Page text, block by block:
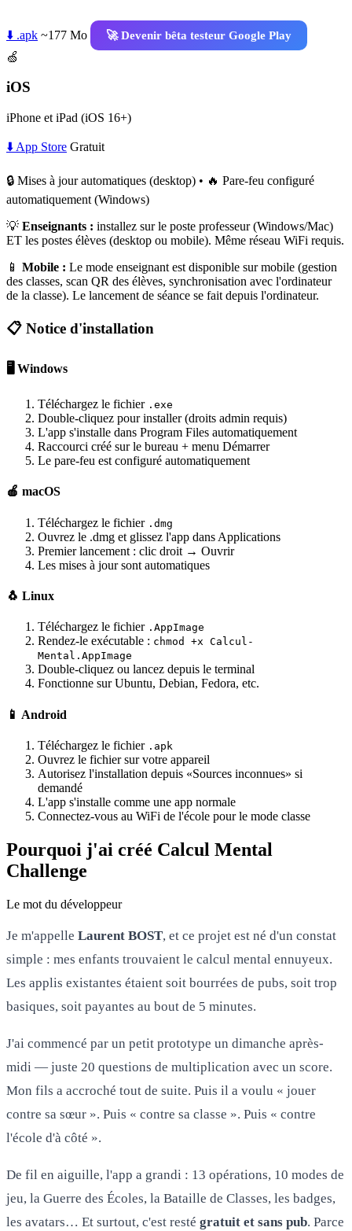
⬇️ .apk ~177 Mo
🚀 Devenir bêta testeur Google Play
🍏
iOS
iPhone et iPad (iOS 16+)
⬇️ App Store Gratuit
🔒 Mises à jour automatiques (desktop) • 🔥 Pare-feu configuré
automatiquement (Windows)
💡 Enseignants : installez sur le poste professeur (Windows/Mac)
ET les postes élèves (desktop ou mobile). Même réseau WiFi requis.
📱 Mobile : Le mode enseignant est disponible sur mobile (gestion
des classes, scan QR des élèves, synchronisation avec l'ordinateur
de la classe). Le lancement de séance se fait depuis l'ordinateur.
📋 Notice d'installation
🖥️ Windows
Téléchargez le fichier .exe
Double-cliquez pour installer (droits admin requis)
L'app s'installe dans Program Files automatiquement
Raccourci créé sur le bureau + menu Démarrer
Le pare-feu est configuré automatiquement
🍎 macOS
Téléchargez le fichier .dmg
Ouvrez le .dmg et glissez l'app dans Applications
Premier lancement : clic droit → Ouvrir
Les mises à jour sont automatiques
🐧 Linux
Téléchargez le fichier .AppImage
Rendez-le exécutable : chmod +x Calcul-
Mental.AppImage
Double-cliquez ou lancez depuis le terminal
Fonctionne sur Ubuntu, Debian, Fedora, etc.
📱 Android
Téléchargez le fichier .apk
Ouvrez le fichier sur votre appareil
Autorisez l'installation depuis «Sources inconnues» si
demandé
L'app s'installe comme une app normale
Connectez-vous au WiFi de l'école pour le mode classe
Pourquoi j'ai créé Calcul Mental
Challenge
Le mot du développeur
Je m'appelle Laurent BOST, et ce projet est né d'un constat
simple : mes enfants trouvaient le calcul mental ennuyeux.
Les applis existantes étaient soit bourrées de pubs, soit trop
basiques, soit payantes au bout de 5 minutes.
J'ai commencé par un petit prototype un dimanche après-
midi — juste 20 questions de multiplication avec un score.
Mon fils a accroché tout de suite. Puis il a voulu « jouer
contre sa sœur ». Puis « contre sa classe ». Puis « contre
l'école d'à côté ».
De fil en aiguille, l'app a grandi : 13 opérations, 10 modes de
jeu, la Guerre des Écoles, la Bataille de Classes, les badges,
les avatars… Et surtout, c'est resté gratuit et sans pub. Parce